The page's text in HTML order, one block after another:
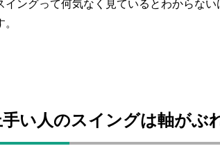
イングって何気なく見ているとわからな
手い人のスイングは軸がぶ